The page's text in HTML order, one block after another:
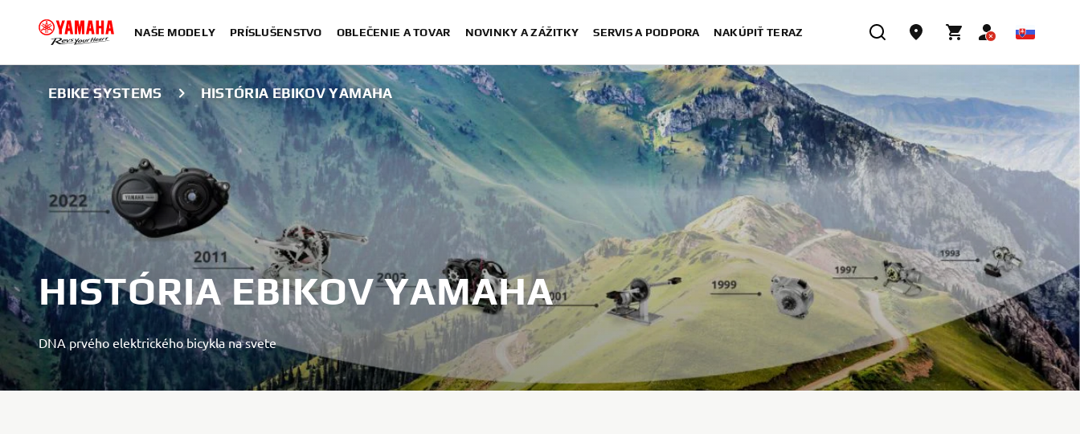
NAŠE MODELY PRÍSLUŠENSTVO OBLEČENIE A TOVAR NOVINKY A ZÁŽITKY SERVIS A PODPORA NAKÚPIŤ TERAZ
EBIKE SYSTEMS HISTÓRIA EBIKOV YAMAHA
HISTÓRIA EBIKOV YAMAHA
DNA prvého elektrického bicykla na svete